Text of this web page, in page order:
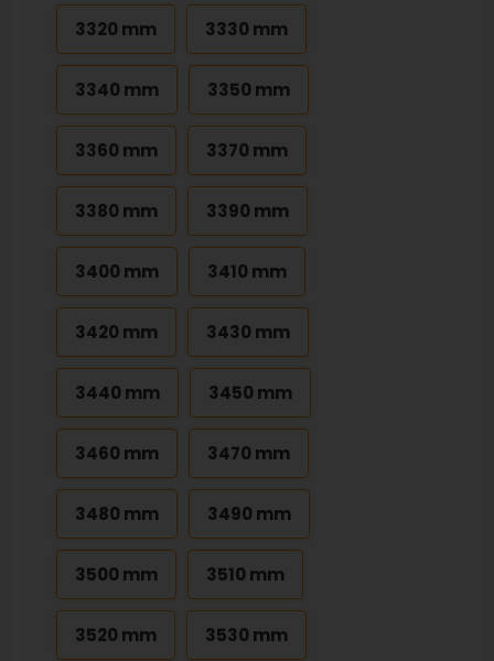
3320 mm 3330 mm
3340 mm 3350 mm
3360 mm 3370 mm
3380 mm 3390 mm
3400 mm 3410 mm
3420 mm 3430 mm
3440 mm 3450 mm
3460 mm 3470 mm
3480 mm 3490 mm
3500 mm 3510 mm
3520 mm 3530 mm